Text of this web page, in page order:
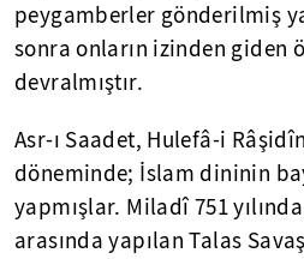
peygamberler gönderilmiş
sonra onların izinden giden
devralmıştır.
Asr-ı Saadet, Hulefâ-i
döneminde; İslam dininin
yapmışlar. Miladî 751
arasında yapılan Talas